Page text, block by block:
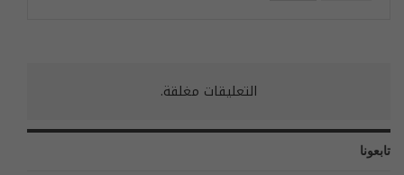
التعليقات مغلقة.
تابعونا